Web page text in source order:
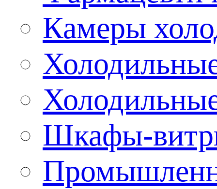
Камеры
Шкафы-